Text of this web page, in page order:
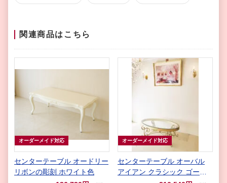
関連商品はこちら
オーダーメイド対応
センターテーブル オードリー
リボンの彫刻 ホワイト色
オーダーメイド対応
センターテーブル オーバル
アイアン クラシック ゴール